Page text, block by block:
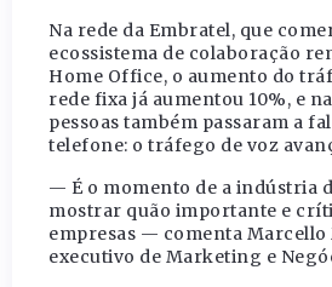
Na rede da Embratel, que
ecossistema de colaboração
Home Office, o aumento do
rede fixa já aumentou 10%, e
pessoas também passaram a
telefone: o tráfego de voz
— É o momento de a indústria
mostrar quão importante e
empresas — comenta
executivo de Marketing e